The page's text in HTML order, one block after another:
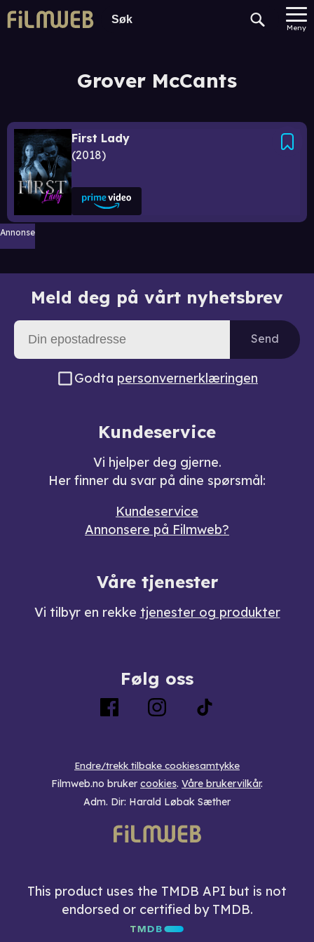
Meny
Grover McCants
First Lady
2018
Annonse
Meld deg på vårt nyhetsbrev
Send
Godta personvernerklæringen
Kundeservice
Vi hjelper deg gjerne.
Her finner du svar på dine spørsmål:
Kundeservice
Annonsere på Filmweb?
Våre tjenester
Vi tilbyr en rekke tjenester og produkter
Følg oss
Endre/trekk tilbake cookiesamtykke
Filmweb.no bruker cookies. Våre brukervilkår.
Adm. Dir: Harald Løbak Sæther
This product uses the TMDB API but is not
endorsed or certified by TMDB.